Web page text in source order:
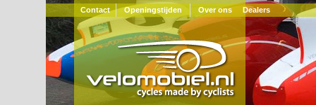
Contact Openingstijden Over ons Dealers